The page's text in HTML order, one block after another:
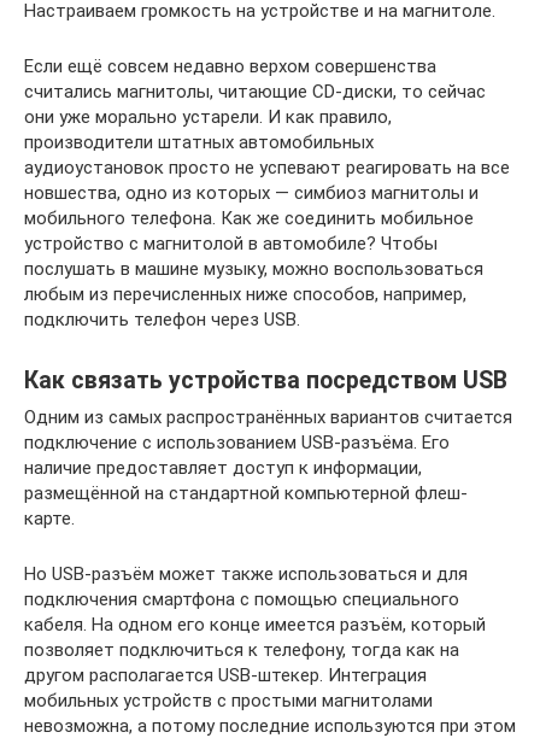
Настраиваем громкость на устройстве и на магнитоле.
Если ещё совсем недавно верхом совершенства
считались магнитолы, читающие CD-диски, то сейчас
они уже морально устарели. И как правило,
производители штатных автомобильных
аудиоустановок просто не успевают реагировать на все
новшества, одно из которых — симбиоз магнитолы и
мобильного телефона. Как же соединить мобильное
устройство с магнитолой в автомобиле? Чтобы
послушать в машине музыку, можно воспользоваться
любым из перечисленных ниже способов, например,
подключить телефон через USB.
Как связать устройства посредством USB
Одним из самых распространённых вариантов считается
подключение с использованием USB-разъёма. Его
наличие предоставляет доступ к информации,
размещённой на стандартной компьютерной флеш-
карте.
Но USB-разъём может также использоваться и для
подключения смартфона с помощью специального
кабеля. На одном его конце имеется разъём, который
позволяет подключиться к телефону, тогда как на
другом располагается USB-штекер. Интеграция
мобильных устройств с простыми магнитолами
невозможна, а потому последние используются при этом